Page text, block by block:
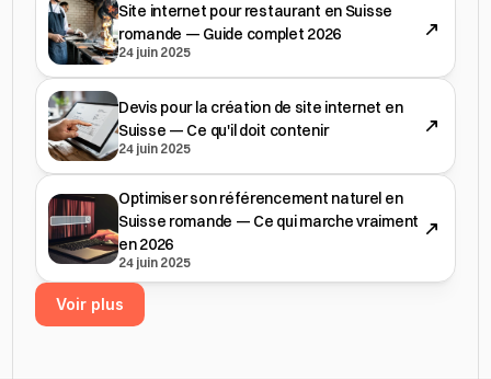
Site internet pour restaurant en Suisse
romande — Guide complet 2026
24 juin 2025
Devis pour la création de site internet en
Suisse — Ce qu'il doit contenir
24 juin 2025
Optimiser son référencement naturel en
Suisse romande — Ce qui marche vraiment
en 2026
24 juin 2025
Voir plus